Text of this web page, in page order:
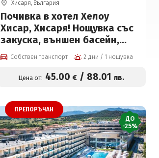
Хисаря, България
Почивка в хотел Хелоу
Хисар, Хисаря! Нощувка със
закуска, външен басейн,
вътрешен минерален с
джакузи, сауна и парна баня
на цени от 45 € на човек
Собствен транспорт 2 дни / 1 нощувка
Цена от: 45.00 €/ 88.01 лв.
ПРЕПОРЪЧАН
ДО
-25%